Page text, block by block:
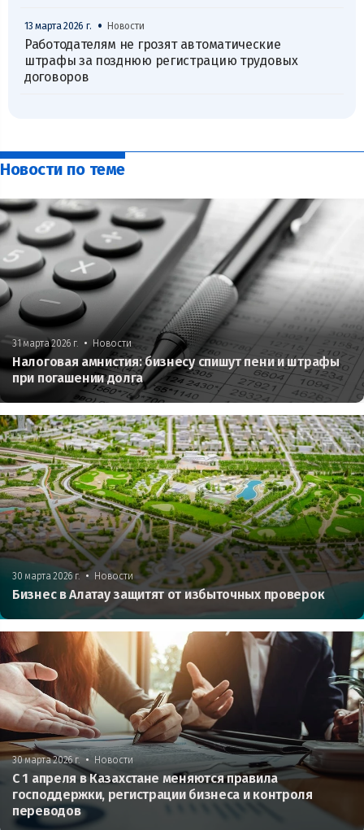
13 марта 2026 г. • Новости
Работодателям не грозят автоматические
штрафы за позднюю регистрацию трудовых
договоров
Новости по теме
31 марта 2026 г. • Новости
Налоговая амнистия: бизнесу спишут пени и штрафы
при погашении долга
30 марта 2026 г. • Новости
Бизнес в Алатау защитят от избыточных проверок
30 марта 2026 г. • Новости
С 1 апреля в Казахстане меняются правила
господдержки, регистрации бизнеса и контроля
переводов